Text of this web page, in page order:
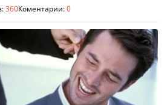
360Коментарии:0